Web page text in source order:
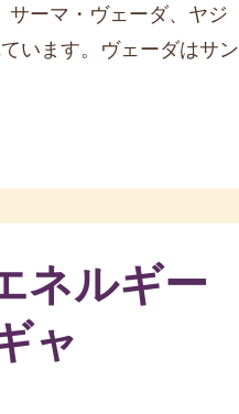
ーマ・ヴェーダ、ヤジ
います。ヴェーダはサン
ネルギー
ャ